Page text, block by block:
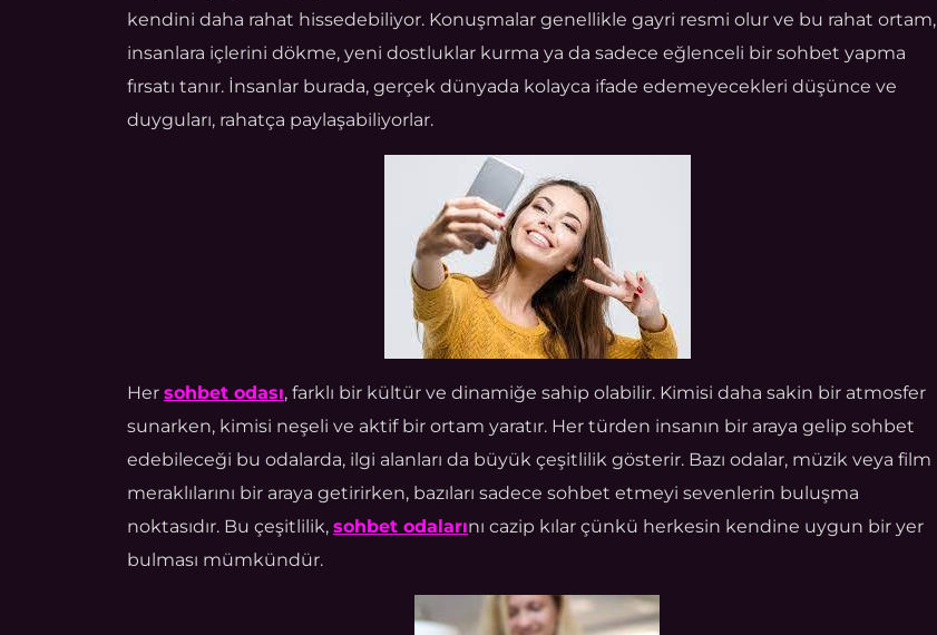
kendini daha rahat hissedebiliyor. Konuşmalar genellikle gayri resmi olur ve bu rahat ortam,
insanlara içlerini dökme, yeni dostluklar kurma ya da sadece eğlenceli bir sohbet yapma
fırsatı tanır. İnsanlar burada, gerçek dünyada kolayca ifade edemeyecekleri düşünce ve
duyguları, rahatça paylaşabiliyorlar.
Her sohbet odası, farklı bir kültür ve dinamiğe sahip olabilir. Kimisi daha sakin bir atmosfer
sunarken, kimisi neşeli ve aktif bir ortam yaratır. Her türden insanın bir araya gelip sohbet
edebileceği bu odalarda, ilgi alanları da büyük çeşitlilik gösterir. Bazı odalar, müzik veya film
meraklılarını bir araya getirirken, bazıları sadece sohbet etmeyi sevenlerin buluşma
noktasıdır. Bu çeşitlilik, sohbet odalarını cazip kılar çünkü herkesin kendine uygun bir yer
bulması mümkündür.